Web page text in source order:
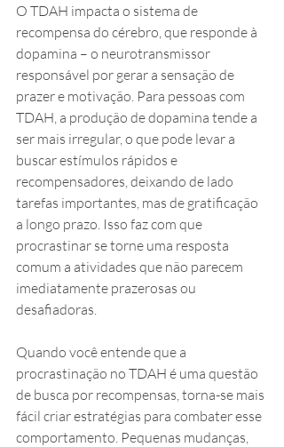
O TDAH impacta o sistema de
recompensa do cérebro, que responde à
dopamina – o neurotransmissor
responsável por gerar a sensação de
prazer e motivação. Para pessoas com
TDAH, a produção de dopamina tende a
ser mais irregular, o que pode levar a
buscar estímulos rápidos e
recompensadores, deixando de lado
tarefas importantes, mas de gratificação
a longo prazo. Isso faz com que
procrastinar se torne uma resposta
comum a atividades que não parecem
imediatamente prazerosas ou
desafiadoras.
Quando você entende que a
procrastinação no TDAH é uma questão
de busca por recompensas, torna-se mais
fácil criar estratégias para combater esse
comportamento. Pequenas mudanças,